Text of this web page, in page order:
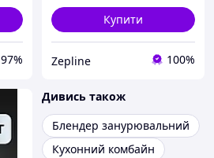
97%
Купити
Zepline 100%
Дивись також
Блендер занурювальний
Кухонний комбайн